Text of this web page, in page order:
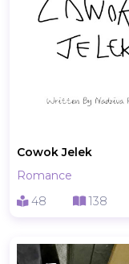
Cowok Jelek
Romance
48
138